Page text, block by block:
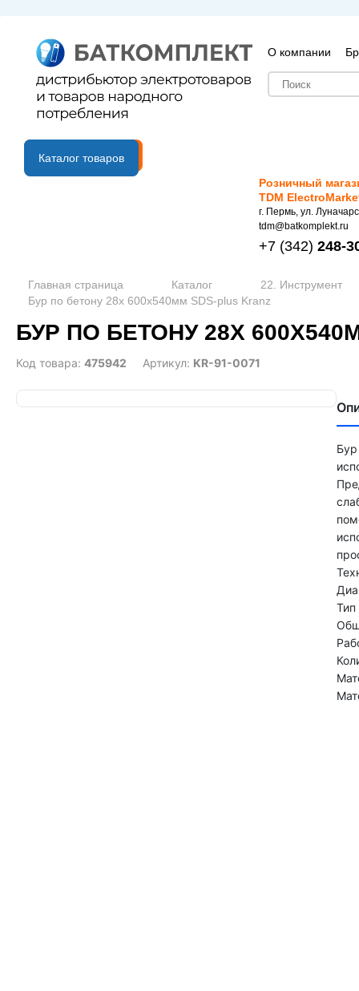
О компании
B2B портал
Каталог товаров
Розничный
TDM
г. Пермь, ул.
tdm@batkomplekt.ru
+7 (342) 248-
Главная страница Каталог
22. Инструмент
Бур по бетону 28х 600х540мм SDS-plus Kranz
БУР ПО БЕТОНУ 28Х
Код товара: 475942 Артикул: KR-91-0071
Тип